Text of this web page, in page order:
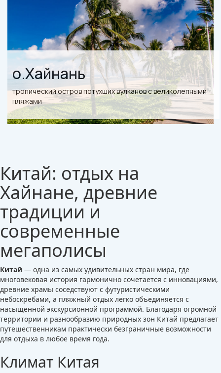
о.Хайнань
тропический остров потухших вулканов с великолепными
пляжами
Китай: отдых на
Хайнане, древние
традиции и
современные
мегаполисы
Китай — одна из самых удивительных стран мира, где
многовековая история гармонично сочетается с инновациями,
древние храмы соседствуют с футуристическими
небоскребами, а пляжный отдых легко объединяется с
насыщенной экскурсионной программой. Благодаря огромной
территории и разнообразию природных зон Китай предлагает
путешественникам практически безграничные возможности
для отдыха в любое время года.
Климат Китая